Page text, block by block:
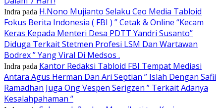
Indra pada H.Nono Mujianto Selaku Ceo Media Tabloid
Fokus Berita Indonesia ( FBI ) ” Cetak & Online “Kecam
Keras Kepada Menteri Desa PDTT Yandri Susanto”
Diduga Terkait Stetmen Profesi LSM Dan Wartawan
Bodrex ” Yang Viral Di Medsos .
Indra pada Kantor Redaksi Tabloid FBI Tempat Mediasi
Antara Agus Herman Dan Ari Septian ” Islah Dengan Safii
Ramadhan Juga Ong Vespen Serigzen ” Terkait Adanya
Kesalahpahaman “